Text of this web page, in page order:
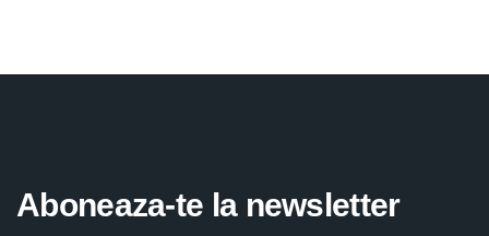
Aboneaza-te la newsletter